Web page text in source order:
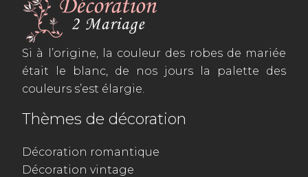
Si à l’origine, la couleur des robes de mariée
était le blanc, de nos jours la palette des
couleurs s’est élargie.
Thèmes de décoration
Décoration romantique
Décoration vintage